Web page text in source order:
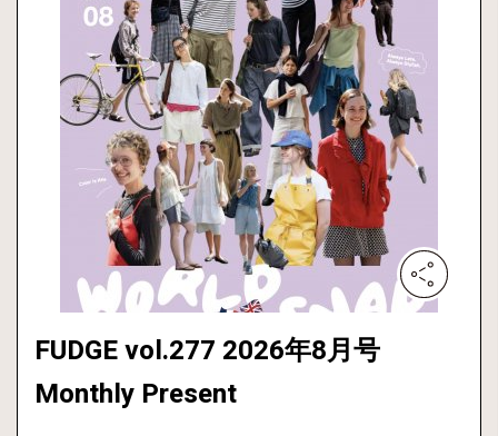
FUDGE vol.277 2026年8月号
Monthly Present